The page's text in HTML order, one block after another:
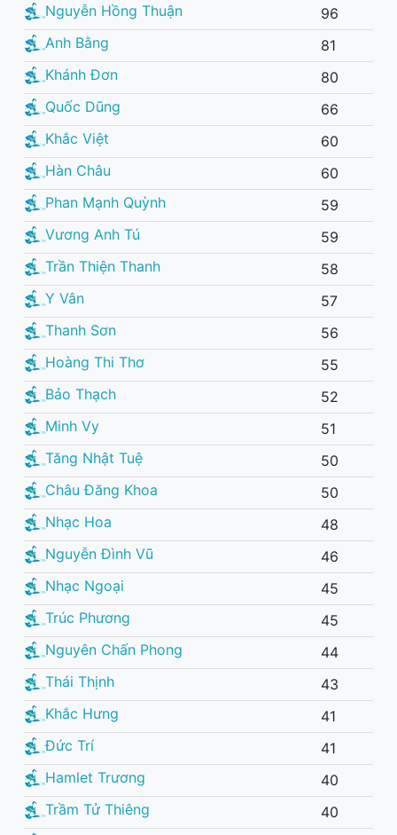
Nguyễn Hồng Thuận
96
Anh Bằng
81
Khánh Đơn
80
Quốc Dũng
66
Khắc Việt
60
Hàn Châu
60
Phan Mạnh Quỳnh
59
Vương Anh Tú
59
Trần Thiện Thanh
58
Y Vân
57
Thanh Sơn
56
Hoàng Thi Thơ
55
Bảo Thạch
52
Minh Vy
51
Tăng Nhật Tuệ
50
Châu Đăng Khoa
50
Nhạc Hoa
48
Nguyễn Đình Vũ
46
Nhạc Ngoại
45
Trúc Phương
45
Nguyên Chấn Phong
44
Thái Thịnh
43
Khắc Hưng
41
Đức Trí
41
Hamlet Trương
40
Trầm Tử Thiêng
40